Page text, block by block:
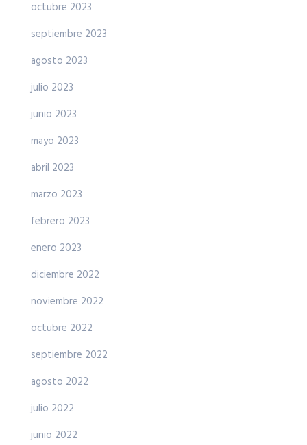
octubre 2023
septiembre 2023
agosto 2023
julio 2023
junio 2023
mayo 2023
abril 2023
marzo 2023
febrero 2023
enero 2023
diciembre 2022
noviembre 2022
octubre 2022
septiembre 2022
agosto 2022
julio 2022
junio 2022